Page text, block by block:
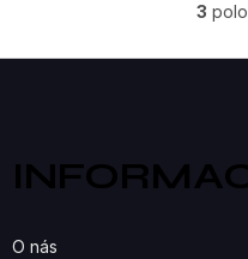
3
O nás